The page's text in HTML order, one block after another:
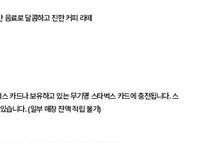
료로 달콤하고 진한 커피 라떼
카드나 보유하고 있는 무기명 스타벅스 카드에 충전됩니다. 스
습니다. (일부 매장 잔액 적립 불가)